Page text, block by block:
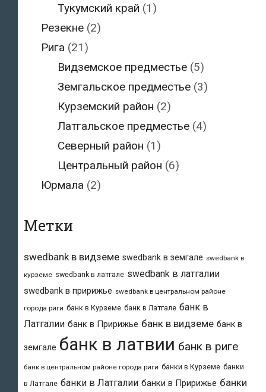
Тукумский край (1)
Резекне(2)
Рига (21)
Видземское предместье (5)
Земгальское предместье (3)
Курземский район (2)
Латгальское предместье (4)
Северный район (1)
Центральный район (6)
Юрмала (2)
Метки
swedbank в видземе swedbank в земгале swedbank в
курземе swedbank в латгале swedbank в латгалии
swedbank в пририжье swedbank в центральном районе
города риги банк в Курземе банк в Латгале банк в
Латгалии банк в Пририжье банк в видземе банк в
земгале банк в латвии банк в риге
банк в центральном районе города риги банки в Курземе банки
в Латгале банки в Латгалии банки в Пририжье банки